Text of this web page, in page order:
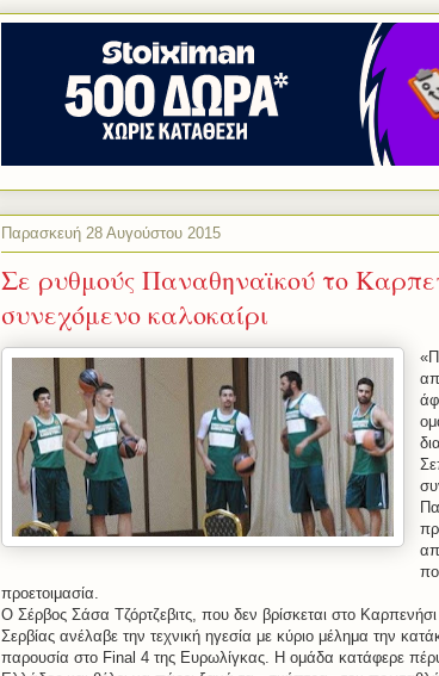
Παρασκευή 28 Αυγούστου 2015
Σε ρυθμούς Παναθηναϊκού το
συνεχόμενο καλοκαίρι
προετοιμασία.
Ο Σέρβος Σάσα Τζόρτζεβιτς, που δεν βρίσκεται στο
Σερβίας ανέλαβε την τεχνική ηγεσία με κύριο μέλημα την
παρουσία στο Final 4 της Ευρωλίγκας. Η ομάδα κατάφερε